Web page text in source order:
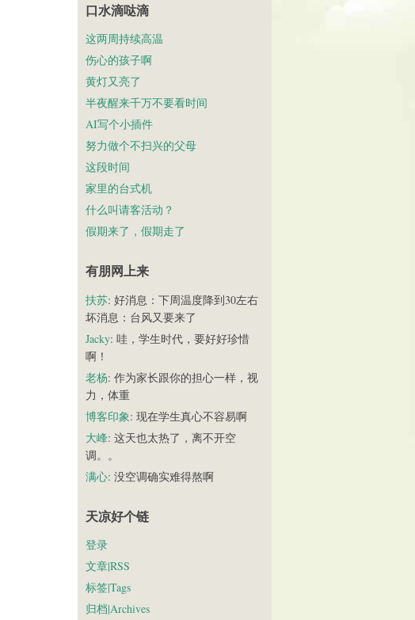
口水滴哒滴
这两周持续高温
伤心的孩子啊
黄灯又亮了
半夜醒来千万不要看时间
AI写个小插件
努力做个不扫兴的父母
这段时间
家里的台式机
什么叫请客活动？
假期来了，假期走了
有朋网上来
扶苏: 好消息：下周温度降到30左右
坏消息：台风又要来了
Jacky: 哇，学生时代，要好好珍惜
啊！
老杨: 作为家长跟你的担心一样，视
力，体重
博客印象: 现在学生真心不容易啊
大峰: 这天也太热了，离不开空
调。。
满心: 没空调确实难得熬啊
天凉好个链
登录
文章|RSS
标签|Tags
归档|Archives